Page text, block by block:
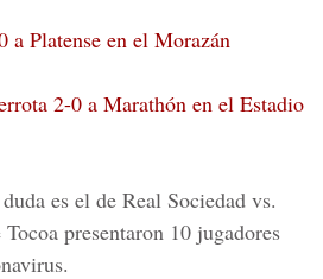
a Platense en el Morazán
2-0 a Marathón en el Estadio
es el de Real Sociedad vs.
presentaron 10 jugadores